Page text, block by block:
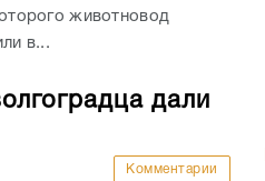
животновод
в...
дали
Комментарии